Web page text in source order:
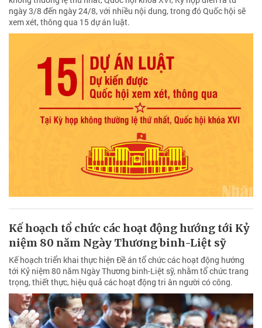
ngày 3/8 đến ngày 24/8, với nhiều nội dung, trong đó Quốc hội sẽ
xem xét, thông qua 15 dự án luật.
Kế hoạch tổ chức các hoạt động hướng tới Kỷ
niệm 80 năm Ngày Thương binh-Liệt sỹ
Kế hoạch triển khai thực hiện Đề án tổ chức các hoạt động hướng
tới Kỷ niệm 80 năm Ngày Thương binh-Liệt sỹ, nhằm tổ chức trang
trọng, thiết thực, hiệu quả các hoạt động tri ân người có công.